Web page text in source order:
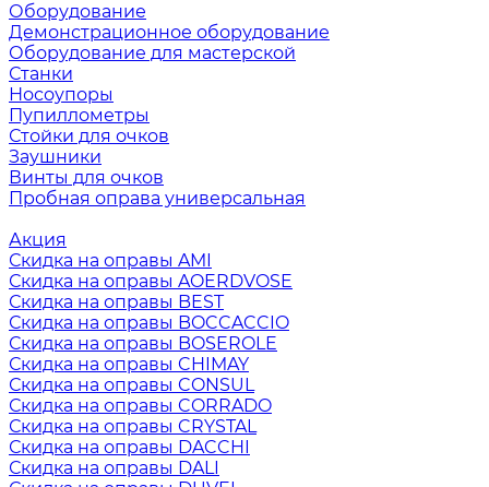
Оборудование
Демонстрационное оборудование
Оборудование для мастерской
Станки
Носоупоры
Пупиллометры
Стойки для очков
Заушники
Винты для очков
Пробная оправа универсальная
Акция
Скидка на оправы AMI
Скидка на оправы AOERDVOSE
Скидка на оправы BEST
Скидка на оправы BOCCACCIO
Скидка на оправы BOSEROLE
Скидка на оправы CHIMAY
Скидка на оправы CONSUL
Скидка на оправы CORRADO
Скидка на оправы CRYSTAL
Скидка на оправы DACCHI
Скидка на оправы DALI